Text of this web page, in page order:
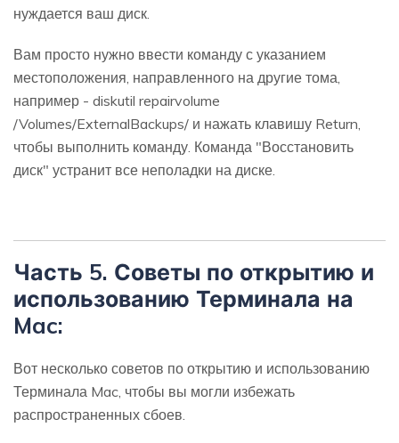
нуждается ваш диск.
Вам просто нужно ввести команду с указанием
местоположения, направленного на другие тома,
например - diskutil repairvolume
/Volumes/ExternalBackups/ и нажать клавишу Return,
чтобы выполнить команду. Команда "Восстановить
диск" устранит все неполадки на диске.
Часть 5. Советы по открытию и
использованию Терминала на
Mac:
Вот несколько советов по открытию и использованию
Терминала Mac, чтобы вы могли избежать
распространенных сбоев.